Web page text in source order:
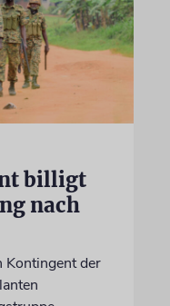
billigt
nach
der